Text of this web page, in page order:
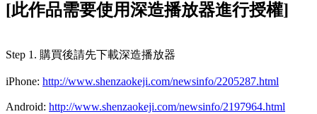
[此作品需要使用深造播放器進行授權]
Step 1. 購買後請先下載深造播放器
iPhone: http://www.shenzaokeji.com/newsinfo/2205287.html
Android: http://www.shenzaokeji.com/newsinfo/2197964.html